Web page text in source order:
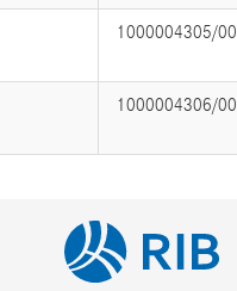
1000004305/
1000004306/